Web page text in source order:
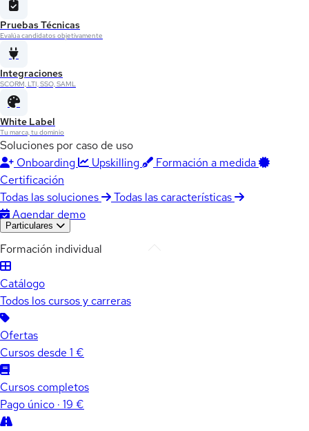
Pruebas Técnicas
Evalúa candidatos objetivamente
Integraciones
SCORM, LTI, SSO, SAML
White Label
Tu marca, tu dominio
Soluciones por caso de uso
Onboarding
Upskilling
Formación a medida
Certificación
Todas las soluciones
Todas las características
Agendar demo
Particulares
Formación individual
Catálogo
Todos los cursos y carreras
Ofertas
Cursos desde 1 €
Cursos completos
Pago único · 19 €